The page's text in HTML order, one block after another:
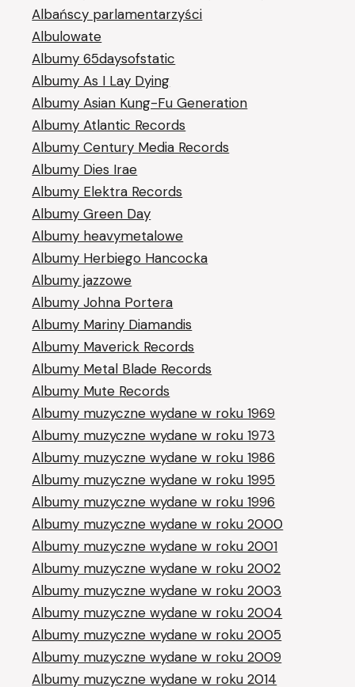
Albańscy parlamentarzyści
Albulowate
Albumy 65daysofstatic
Albumy As I Lay Dying
Albumy Asian Kung-Fu Generation
Albumy Atlantic Records
Albumy Century Media Records
Albumy Dies Irae
Albumy Elektra Records
Albumy Green Day
Albumy heavymetalowe
Albumy Herbiego Hancocka
Albumy jazzowe
Albumy Johna Portera
Albumy Mariny Diamandis
Albumy Maverick Records
Albumy Metal Blade Records
Albumy Mute Records
Albumy muzyczne wydane w roku 1969
Albumy muzyczne wydane w roku 1973
Albumy muzyczne wydane w roku 1986
Albumy muzyczne wydane w roku 1995
Albumy muzyczne wydane w roku 1996
Albumy muzyczne wydane w roku 2000
Albumy muzyczne wydane w roku 2001
Albumy muzyczne wydane w roku 2002
Albumy muzyczne wydane w roku 2003
Albumy muzyczne wydane w roku 2004
Albumy muzyczne wydane w roku 2005
Albumy muzyczne wydane w roku 2009
Albumy muzyczne wydane w roku 2014